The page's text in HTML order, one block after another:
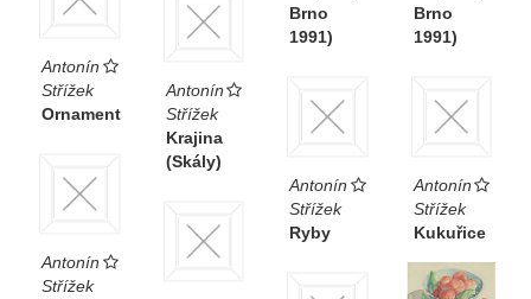
Brno
1991)
Brno
1991)
Antonín
Střížek
Ornament
Antonín
Střížek
Krajina
(Skály)
Antonín
Střížek
Ryby
Antonín
Střížek
Kukuřice
Antonín
Střížek